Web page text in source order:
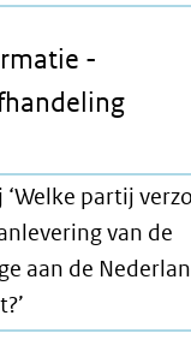
-
partij
van de
aan de